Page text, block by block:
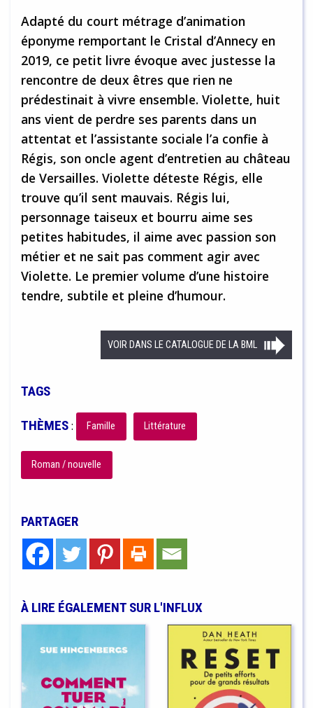
Adapté du court métrage d’animation
éponyme remportant le Cristal d’Annecy en
2019, ce petit livre évoque avec justesse la
rencontre de deux êtres que rien ne
prédestinait à vivre ensemble. Violette, huit
ans vient de perdre ses parents dans un
attentat et l’assistante sociale l’a confie à
Régis, son oncle agent d’entretien au château
de Versailles. Violette déteste Régis, elle
trouve qu’il sent mauvais. Régis lui,
personnage taiseux et bourru aime ses
petites habitudes, il aime avec passion son
métier et ne sait pas comment agir avec
Violette. Le premier volume d’une histoire
tendre, subtile et pleine d’humour.
VOIR DANS LE CATALOGUE DE LA BML
TAGS
THÈMES: Famille Littérature
Roman / nouvelle
PARTAGER
À LIRE ÉGALEMENT SUR L'INFLUX